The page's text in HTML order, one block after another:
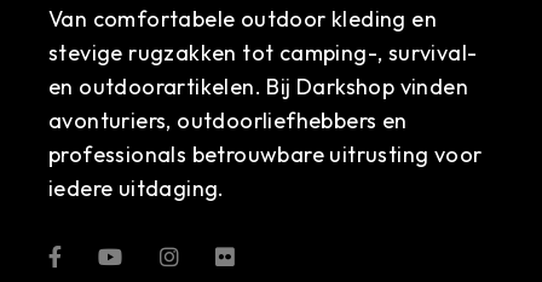
Van comfortabele outdoor kleding en
stevige rugzakken tot camping-, survival-
en outdoorartikelen. Bij Darkshop vinden
avonturiers, outdoorliefhebbers en
professionals betrouwbare uitrusting voor
iedere uitdaging.